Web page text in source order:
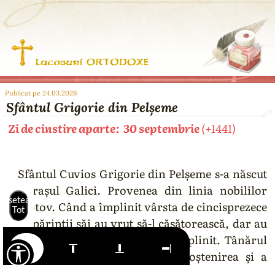
Publicat pe 24.03.2026
Sfântul Grigorie din Pelșeme
Zi de cinstire aparte: 30 septembrie(+1441)
Sfântul Cuvios Grigorie din Pelșeme s-a născut
în orașul Galici. Provenea din linia nobililor
Lopotov. Când a împlinit vârsta de cincisprezece
ani, părinții săi au vrut să-l căsătorească, dar au
murit fără să vadă acest lucru împlinit. Tânărul
Grigorie a împărțit săracilor moștenirea și a
Tot